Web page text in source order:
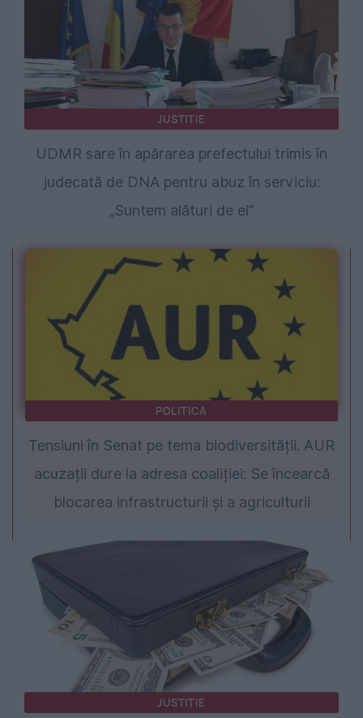
JUSTITIE
UDMR sare în apărarea prefectului trimis în
judecată de DNA pentru abuz în serviciu:
„Suntem alături de el”
POLITICA
Tensiuni în Senat pe tema biodiversității. AUR
acuzații dure la adresa coaliției: Se încearcă
blocarea infrastructurii și a agriculturii
JUSTITIE